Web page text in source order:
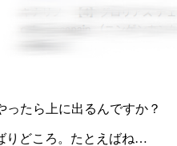
ったら上に出るんですか？
りどころ。たとえばね…